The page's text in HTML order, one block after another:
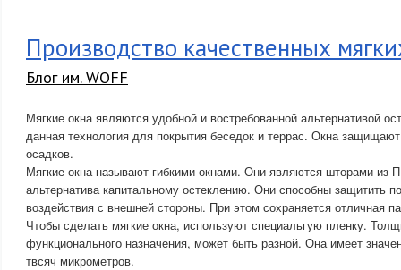
Производство качественных
Блог им. WOFF
Мягкие окна являются удобной и востребованной альтернативой
данная технология для покрытия беседок и террас. Окна
осадков.
Мягкие окна называют гибкими окнами. Они являются шторами из
альтернатива капитальному остеклению. Они способны защитить
воздействия с внешней стороны. При этом сохраняется отличная
Чтобы сделать мягкие окна, используют специальгую пленку.
функционального назначения, может быть разной. Она имеет
твсяч микрометров.